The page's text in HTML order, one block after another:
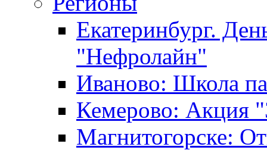
Екатеринбург.
"Нефролайн"
Иваново: Школа
Кемерово: Акция
Магнитогорске: